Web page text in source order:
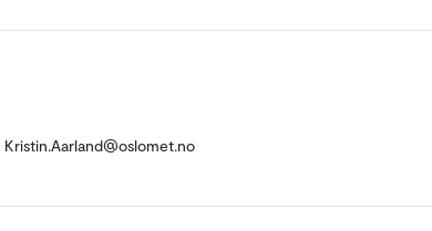
Kristin.Aarland@oslomet.no